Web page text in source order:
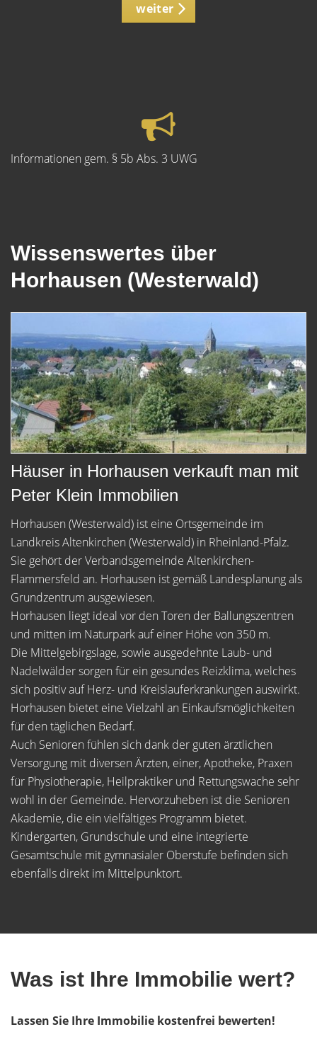
weiter
Informationen gem. § 5b Abs. 3 UWG
Wissenswertes über
Horhausen (Westerwald)
Häuser in Horhausen verkauft man mit
Peter Klein Immobilien
Horhausen (Westerwald) ist eine Ortsgemeinde im
Landkreis Altenkirchen (Westerwald) in Rheinland-Pfalz.
Sie gehört der Verbandsgemeinde Altenkirchen-
Flammersfeld an. Horhausen ist gemäß Landesplanung als
Grundzentrum ausgewiesen.
Horhausen liegt ideal vor den Toren der Ballungszentren
und mitten im Naturpark auf einer Höhe von 350 m.
Die Mittelgebirgslage, sowie ausgedehnte Laub- und
Nadelwälder sorgen für ein gesundes Reizklima, welches
sich positiv auf Herz- und Kreislauferkrankungen auswirkt.
Horhausen bietet eine Vielzahl an Einkaufsmöglichkeiten
für den täglichen Bedarf.
Auch Senioren fühlen sich dank der guten ärztlichen
Versorgung mit diversen Ärzten, einer, Apotheke, Praxen
für Physiotherapie, Heilpraktiker und Rettungswache sehr
wohl in der Gemeinde. Hervorzuheben ist die Senioren
Akademie, die ein vielfältiges Programm bietet.
Kindergarten, Grundschule und eine integrierte
Gesamtschule mit gymnasialer Oberstufe befinden sich
ebenfalls direkt im Mittelpunktort.
Was ist Ihre Immobilie wert?
Lassen Sie Ihre Immobilie kostenfrei bewerten!